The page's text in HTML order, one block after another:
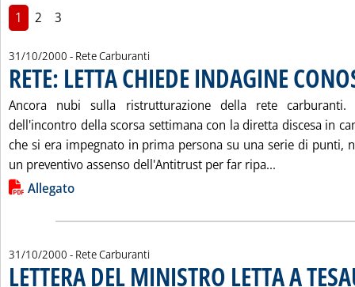
1 2 3
31/10/2000 - Rete Carburanti
RETE: LETTA CHIEDE INDAGINE
Ancora nubi sulla ristrutturazione della rete
dell'incontro della scorsa settimana con la diretta discesa in
che si era impegnato in prima persona su una serie di punti,
un preventivo assenso dell'Antitrust per far ripa...
Lista allegati PDF alla notizia
Allegato
31/10/2000 - Rete Carburanti
LETTERA DEL MINISTRO LETTA A